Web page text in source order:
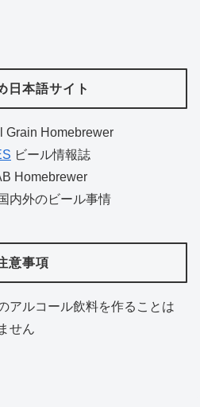
日本語サイト
Grain Homebrewer
ビール情報誌
Homebrewer
内外のビール事情
意事項
アルコール飲料を作ることは
せん